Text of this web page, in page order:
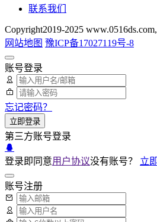
联系我们
Copyright2019-2025
网站地图 豫ICP备17027119号-8
账号登录
忘记密码？
立即登录
第三方账号登录
登录即同意用户协议没有账号？ 立
账号注册